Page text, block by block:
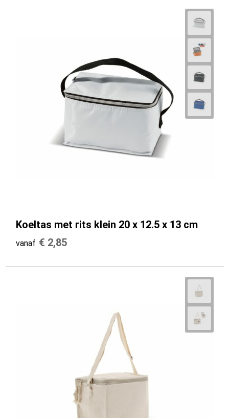
Koeltas met rits klein 20 x 12.5 x 13 cm
vanaf € 2,85